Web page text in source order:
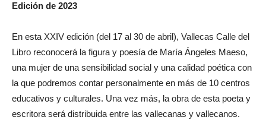
Edición de 2023
En esta XXIV edición (del 17 al 30 de abril), Vallecas Calle del
Libro reconocerá la figura y poesía de María Ángeles Maeso,
una mujer de una sensibilidad social y una calidad poética con
la que podremos contar personalmente en más de 10 centros
educativos y culturales. Una vez más, la obra de esta poeta y
escritora será distribuida entre las vallecanas y vallecanos.